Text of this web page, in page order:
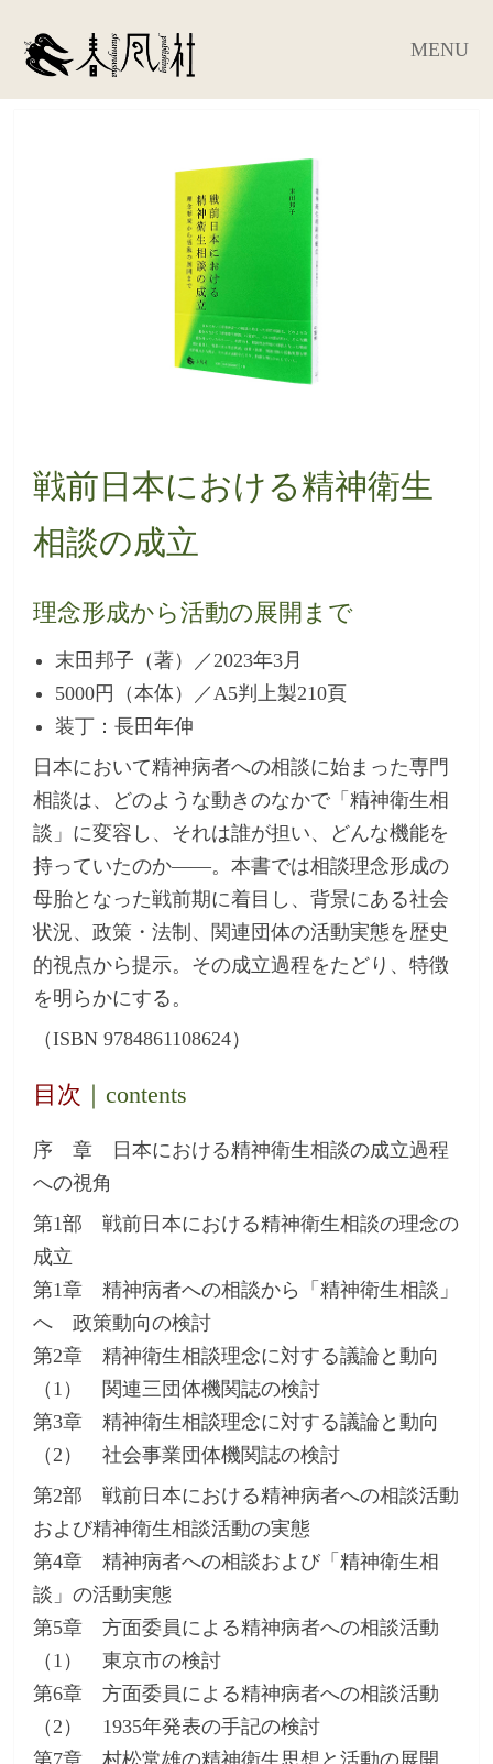
MENU
戦前日本における精神衛生
相談の成立
理念形成から活動の展開まで
末田邦子（著）／2023年3月
5000円（本体）／A5判上製210頁
装丁：長田年伸
日本において精神病者への相談に始まった専門
相談は、どのような動きのなかで「精神衛生相
談」に変容し、それは誰が担い、どんな機能を
持っていたのか――。本書では相談理念形成の
母胎となった戦前期に着目し、背景にある社会
状況、政策・法制、関連団体の活動実態を歴史
的視点から提示。その成立過程をたどり、特徴
を明らかにする。
（ISBN 9784861108624）
目次 ｜contents
序 章 日本における精神衛生相談の成立過程
への視角
第1部 戦前日本における精神衛生相談の理念の
成立
第1章 精神病者への相談から「精神衛生相談」
へ 政策動向の検討
第2章 精神衛生相談理念に対する議論と動向
（1） 関連三団体機関誌の検討
第3章 精神衛生相談理念に対する議論と動向
（2） 社会事業団体機関誌の検討
第2部 戦前日本における精神病者への相談活動
および精神衛生相談活動の実態
第4章 精神病者への相談および「精神衛生相
談」の活動実態
第5章 方面委員による精神病者への相談活動
（1） 東京市の検討
第6章 方面委員による精神病者への相談活動
（2） 1935年発表の手記の検討